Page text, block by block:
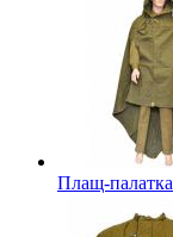
Плащ-палатка